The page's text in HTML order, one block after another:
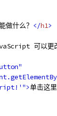
什么？ </h1>
可以更
>单击这里